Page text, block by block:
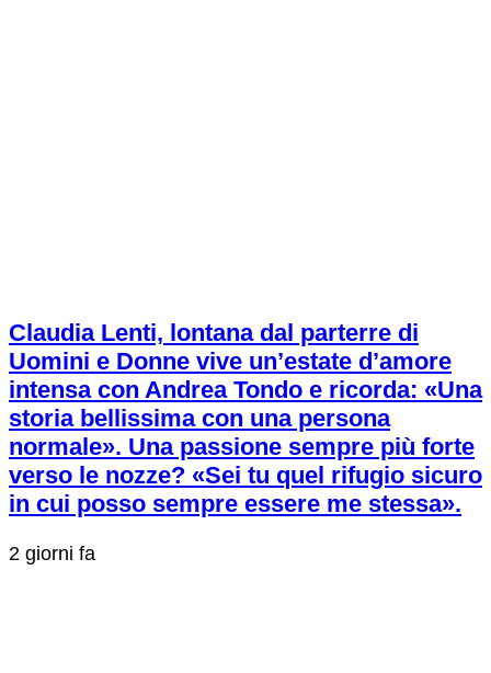
Claudia Lenti, lontana dal parterre di
Uomini e Donne vive un’estate d’amore
intensa con Andrea Tondo e ricorda: «Una
storia bellissima con una persona
normale». Una passione sempre più forte
verso le nozze? «Sei tu quel rifugio sicuro
in cui posso sempre essere me stessa».
2 giorni fa